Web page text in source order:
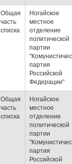
Общая
часть
списка
Ногайское
местное
отделение
политической
партии
партия
Российской
Федерации"
Общая
часть
списка
Ногайское
местное
отделение
политической
партии
партия
Российской